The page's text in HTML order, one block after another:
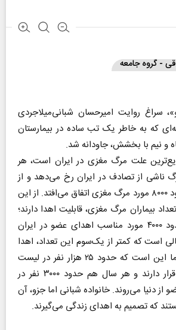
- گروه جامعه
سراغ روایت امیرحسان شبانی‌میلاجردی
پسربچه ۱۱ ساله‌‌ای که به خاطر یک تب ساده در بیمارستان
و نیم با بخشش، جاودانه شد.
علت مرگ مغزی در ایران است، هر
۲۰هزار مرگ ناشی از تصادف در ایران رخ می‌دهد و از
این میان، سالانه حدود ۸۰۰۰ مورد مرگ مغزی اتفاق می‌افتد. از این
بیماران مرگ مغزی، قابلیت اهدا دارند؛
به عبارتی، سالانه حدود ۴۰۰۰ مورد مناسب اهدای عضو در ایران
است که کمتر از یک‌سوم این تعداد، اهدا
اتفاق می‌افتد، بدتر اما این است که حدود ۲۵ هزار نفر در لیست
انتظار دریافت عضو قرار دارند و هر سال هم حدود ۳۰۰۰ نفر در
از دنیا می‌روند. خانواده شبانی اما ‌جزو، آن